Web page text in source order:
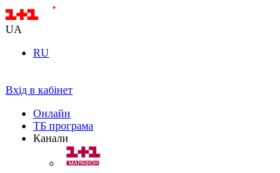
UA
RU
Вхід в кабінет
Онлайн
ТБ програма
Канали